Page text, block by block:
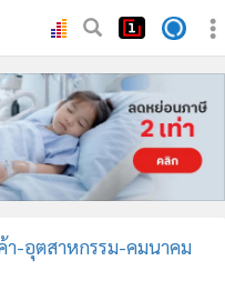
า-อุตสาหกรรม-คมนาคม